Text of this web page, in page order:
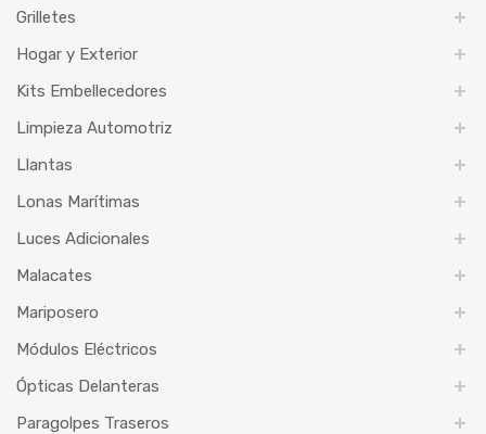
Grilletes
Hogar y Exterior
Kits Embellecedores
Limpieza Automotriz
Llantas
Lonas Marítimas
Luces Adicionales
Malacates
Mariposero
Módulos Eléctricos
Ópticas Delanteras
Paragolpes Traseros